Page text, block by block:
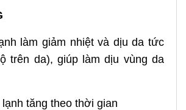
làm giảm nhiệt và dịu da tức
trên da), giúp làm dịu vùng da
tăng theo thời gian